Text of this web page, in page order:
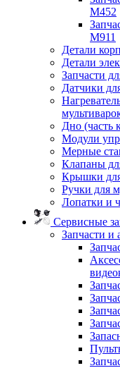
M452
M911
Детали
Детали
Запчасти
Датчики
Дно (часть
Модули
Мерные
Клапаны
Крышки
Ручки для
Лопатки и
Сервисные
Запчасти и